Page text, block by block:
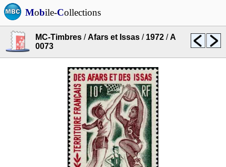
Mobile-Collections
MC-Timbres /Afars et Issas / 1972 /A
0073